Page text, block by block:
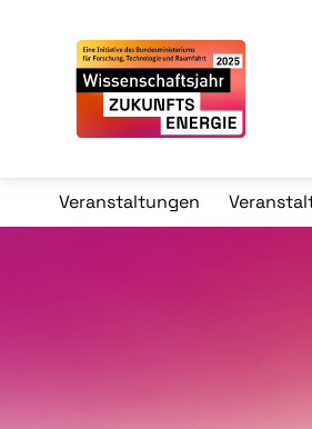
Veranstaltungen